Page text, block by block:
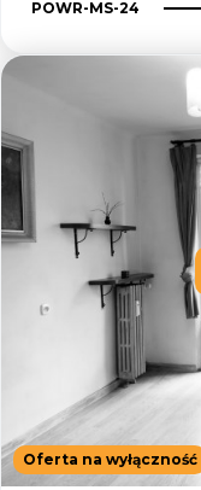
POWR-MS-24
Oferta na wyłączność